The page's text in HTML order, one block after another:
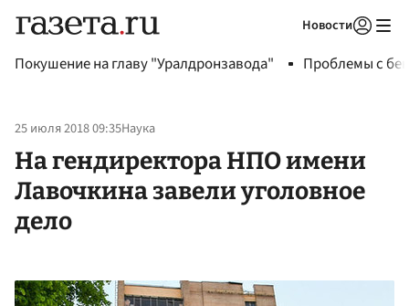
Новости
Покушение на главу "Уралдронзавода" Проблемы с
25 июля 2018 09:35Наука
На гендиректора НПО имени
Лавочкина завели уголовное
дело